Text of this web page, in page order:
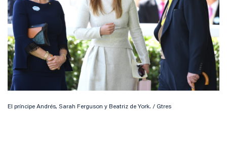
El príncipe Andrés, Sarah Ferguson y Beatriz de York. / Gtres